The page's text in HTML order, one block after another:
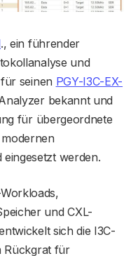
., ein führender
und
seinen PGY-I3C-EX-
bekannt und
für übergeordnete
werden.
und CXL-
sich die I3C-
Rückgrat für